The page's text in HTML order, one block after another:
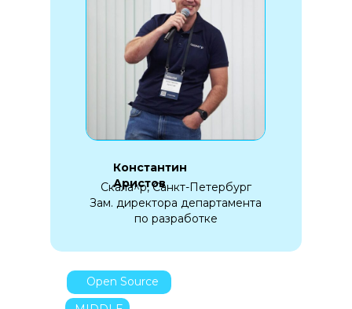
Open Source
Константин
Аристов
Скала^р, Санкт-Петербург
Зам. директора департамента
по разработке